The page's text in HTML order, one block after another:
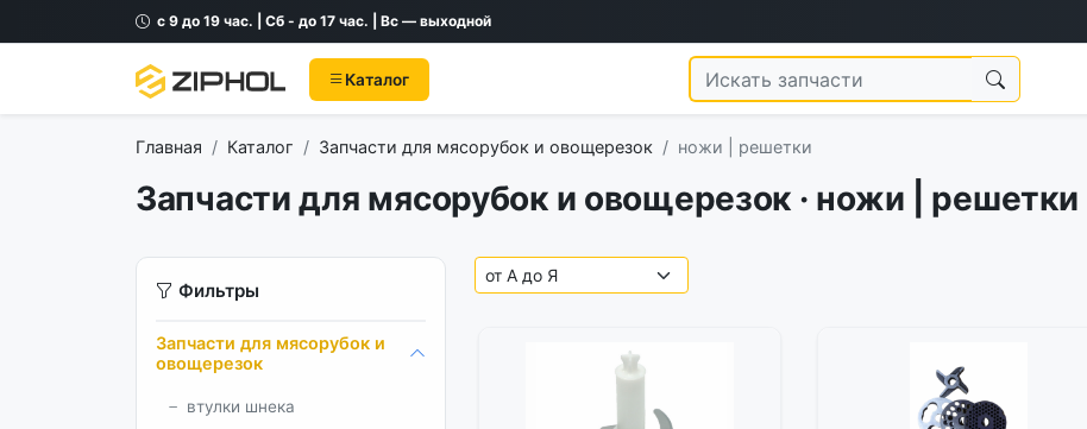
с 9 до 19 час. | Сб - до 17 час. | Вс — выходной
Каталог
Главная Каталог Запчасти для мясорубок и овощерезок ножи | решетки
Запчасти для мясорубок и овощерезок · ножи | решетки
Фильтры
Запчасти для мясорубок и
овощерезок
втулки шнека